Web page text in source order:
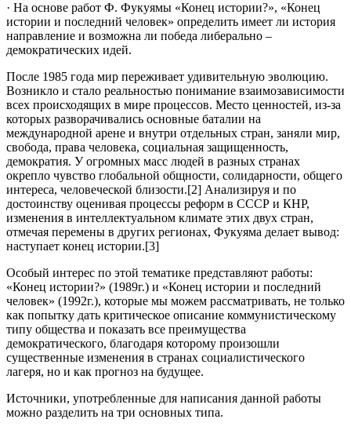
· На основе работ Ф. Фукуямы «Конец истории?», «Конец
истории и последний человек» определить имеет ли история
направление и возможна ли победа либерально –
демократических идей.
После 1985 года мир переживает удивительную эволюцию.
Возникло и стало реальностью понимание взаимозависимости
всех происходящих в мире процессов. Место ценностей, из-за
которых разворачивались основные баталии на
международной арене и внутри отдельных стран, заняли мир,
свобода, права человека, социальная защищенность,
демократия. У огромных масс людей в разных странах
окрепло чувство глобальной общности, солидарности, общего
интереса, человеческой близости.[2] Анализируя и по
достоинству оценивая процессы реформ в СССР и КНР,
изменения в интеллектуальном климате этих двух стран,
отмечая перемены в других регионах, Фукуяма делает вывод:
наступает конец истории.[3]
Особый интерес по этой тематике представляют работы:
«Конец истории?» (1989г.) и «Конец истории и последний
человек» (1992г.), которые мы можем рассматривать, не только
как попытку дать критическое описание коммунистическому
типу общества и показать все преимущества
демократического, благодаря которому произошли
существенные изменения в странах социалистического
лагеря, но и как прогноз на будущее.
Источники, употребленные для написания данной работы
можно разделить на три основных типа.